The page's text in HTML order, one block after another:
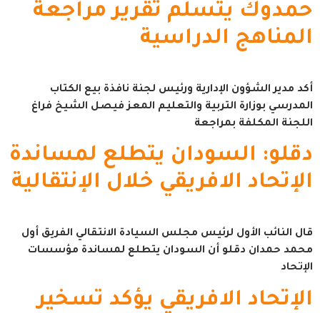
حمدوك يتسلم تقرير مراجعة
المناهج الدراسية
أكد مدير الشؤون الإدارية ورئيس لجنة نافذة بيع الكتاب
المدرسي بوزارة التربية والتعليم المعز فيصل الشيخ فراغ
اللجنة المكلفة بمراجعة
دقلو: السودان يتطلع لمساندة
الإتحاد الافريقي خلال الإنتقالية
قال النائب الأول لرئيس مجلس السيادة الانتقالي الفريق أول
محمد حمدان دقلو أن السودان يتطلع لمساندة مؤسسات
الإتحاد
الإتحاد الافريقي يؤكد تسخير